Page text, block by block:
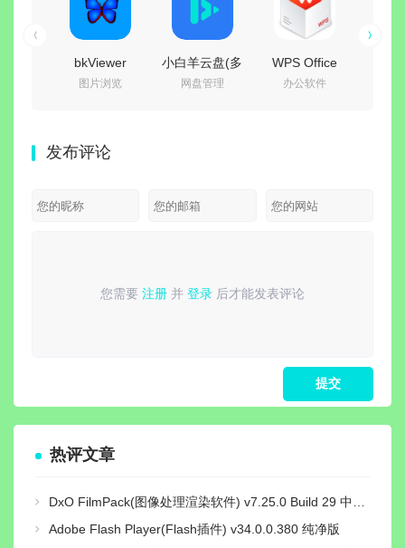
bkViewer
v8.8c 绿色版
图片浏览
小白羊云盘(多
网盘统一管理)
网盘管理
WPS Office
2016 专业增强
办公软件
发布评论
您需要 注册 并 登录 后才能发表评论
请登录或 注册后再发表评论！
热评文章
DxO FilmPack(图像处理渲染软件) v7.25.0 Build 29 中文绿色激活版
Adobe Flash Player(Flash插件) v34.0.0.380 纯净版